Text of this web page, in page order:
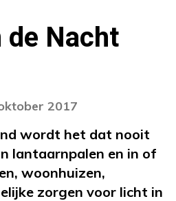
de Nacht
2017
wordt het dat nooit
lantaarnpalen en in of
woonhuizen,
zorgen voor licht in